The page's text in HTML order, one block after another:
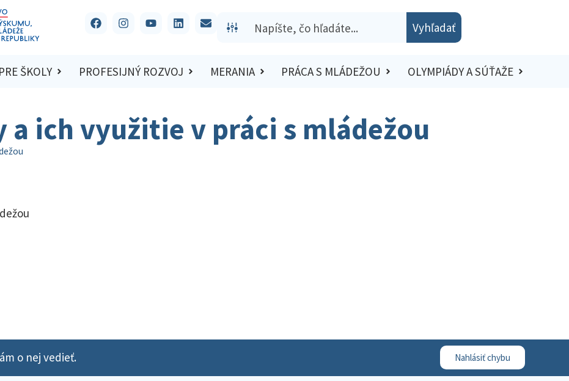
Vyhľadať
PRE ŠKOLY PROFESIJNÝ ROZVOJ MERANIA PRÁCA S MLÁDEŽOU OLYMPIÁDY A SÚŤAŽE
ich využitie v práci s mládežou
o nej vedieť. Nahlásiť chybu